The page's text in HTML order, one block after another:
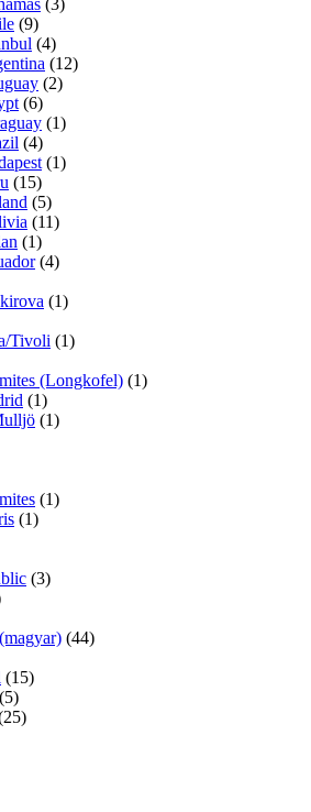
(3)
(9)
(4)
(12)
(2)
(6)
(1)
(4)
(1)
(15)
(5)
(11)
(1)
(4)
(1)
Tivoli (1)
(Longkofel) (1)
(1)
(1)
(1)
(1)
(3)
(44)
(15)
(5)